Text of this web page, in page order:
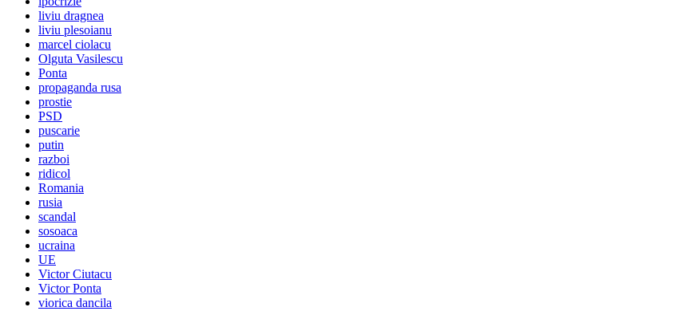
liviu dragnea
liviu plesoianu
marcel ciolacu
Olguta Vasilescu
Ponta
propaganda rusa
prostie
PSD
puscarie
putin
razboi
ridicol
Romania
rusia
scandal
sosoaca
ucraina
UE
Victor Ciutacu
Victor Ponta
viorica dancila